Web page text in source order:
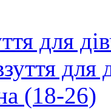
для
для
(18-26)